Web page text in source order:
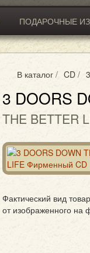
ПОДАРОЧНЫЕ
В каталог / CD /
3 DOORS
THE BETTER
Фактический вид
от изображенного на